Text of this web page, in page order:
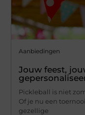
Aanbiedingen
Jouw feest,
Pickleball is niet
Of je nu een
gezellige